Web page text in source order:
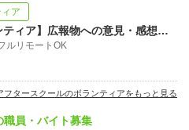
ア
【モニターボランティア】広報物への意見・感想をお寄せください
ルリモートOK
フタースクールのボランティアをもっと見る
職員・バイト募集